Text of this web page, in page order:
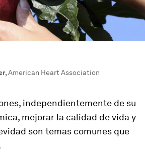
,American Heart Association
independientemente de su
mejorar la calidad de vida y
son temas comunes que